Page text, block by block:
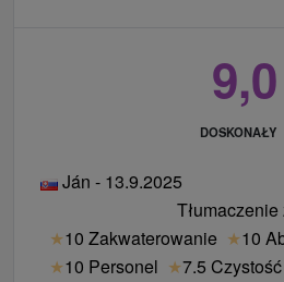
9,0
DOSKONAŁY
Ján - 13.9.2025
★10 Zakwaterowanie ★10
★10 Personel ★7.5 Czystość